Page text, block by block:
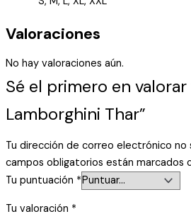
Valoraciones
No hay valoraciones aún.
Sé el primero en valorar
Lamborghini Thar”
Tu dirección de correo electrónico no
campos obligatorios están marcados
Tu puntuación *
Tu valoración *